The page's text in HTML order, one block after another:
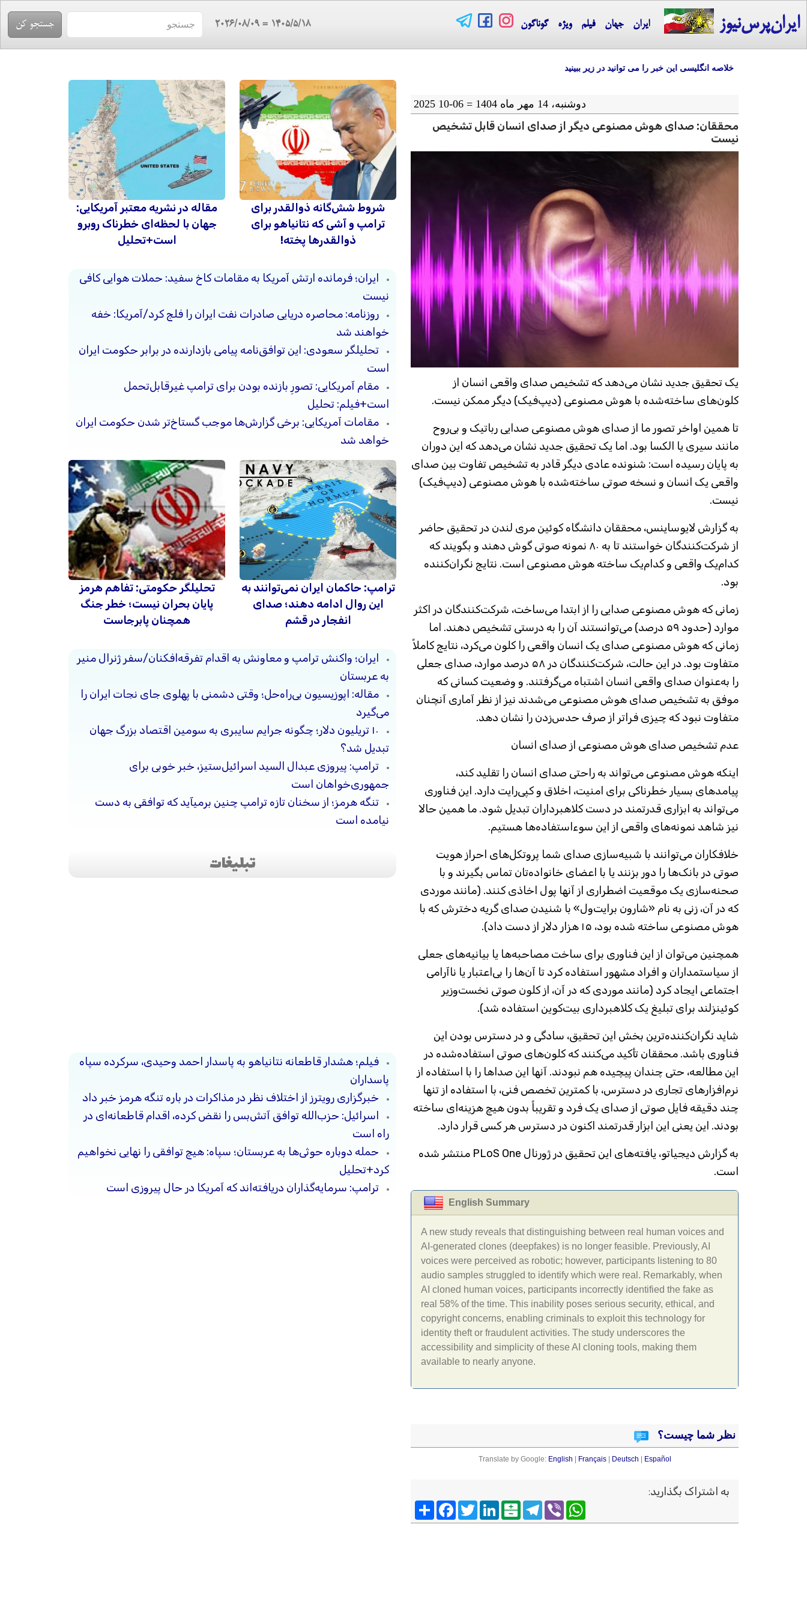
ایران‌پرس‌نیوز ایران جهان فیلم ویژه گوناگون ۱۴۰۵/۵/۱۸ = 2026/08/09
خلاصه انگلیسی این خبر را می توانید در زیر ببینید
دوشنبه، 14 مهر ماه 1404 = 06-10 2025
محققان: صدای هوش مصنوعی دیگر از صدای انسان قابل تشخیص
نیست
یک تحقیق جدید نشان می‌دهد که تشخیص صدای واقعی انسان از
کلون‌های ساخته‌شده با هوش مصنوعی (دیپ‌فیک) دیگر ممکن نیست.
تا همین اواخر تصور ما از صدای هوش مصنوعی صدایی رباتیک و بی‌روح
مانند سیری یا الکسا بود. اما یک تحقیق جدید نشان می‌دهد که این دوران
به پایان رسیده است: شنونده عادی دیگر قادر به تشخیص تفاوت بین صدای
واقعی یک انسان و نسخه صوتی ساخته‌شده با هوش مصنوعی (دیپ‌فیک)
نیست.
به گزارش لایوساینس، محققان دانشگاه کوئین مری لندن در تحقیق حاضر
از شرکت‌کنندگان خواستند تا به ۸۰ نمونه صوتی گوش دهند و بگویند که
کدام‌یک واقعی و کدام‌یک ساخته هوش مصنوعی است. نتایج نگران‌کننده
بود.
زمانی که هوش مصنوعی صدایی را از ابتدا می‌ساخت، شرکت‌کنندگان در اکثر
موارد (حدود ۵۹ درصد) می‌توانستند آن را به درستی تشخیص دهند. اما
زمانی که هوش مصنوعی صدای یک انسان واقعی را کلون می‌کرد، نتایج کاملاً
متفاوت بود. در این حالت، شرکت‌کنندگان در ۵۸ درصد موارد، صدای جعلی
را به‌عنوان صدای واقعی انسان اشتباه می‌گرفتند. و وضعیت کسانی که
موفق به تشخیص صدای هوش مصنوعی می‌شدند نیز از نظر آماری آنچنان
متفاوت نبود که چیزی فراتر از صرف حدس‌زدن را نشان دهد.
عدم تشخیص صدای هوش مصنوعی از صدای انسان
اینکه هوش مصنوعی می‌تواند به راحتی صدای انسان را تقلید کند،
پیامدهای بسیار خطرناکی برای امنیت، اخلاق و کپی‌رایت دارد. این فناوری
می‌تواند به ابزاری قدرتمند در دست کلاهبرداران تبدیل شود. ما همین حالا
نیز شاهد نمونه‌های واقعی از این سوءاستفاده‌ها هستیم.
خلافکاران می‌توانند با شبیه‌سازی صدای شما پروتکل‌های احراز هویت
صوتی در بانک‌ها را دور بزنند یا با اعضای خانواده‌تان تماس بگیرند و با
صحنه‌سازی یک موقعیت اضطراری از آنها پول اخاذی کنند. (مانند موردی
که در آن، زنی به نام «شارون برایت‌ول» با شنیدن صدای گریه دخترش که با
هوش مصنوعی ساخته شده بود، ۱۵ هزار دلار از دست داد).
همچنین می‌توان از این فناوری برای ساخت مصاحبه‌ها یا بیانیه‌های جعلی
از سیاستمداران و افراد مشهور استفاده کرد تا آن‌ها را بی‌اعتبار یا ناآرامی
اجتماعی ایجاد کرد (مانند موردی که در آن، از کلون صوتی نخست‌وزیر
کوئینزلند برای تبلیغ یک کلاهبرداری بیت‌کوین استفاده شد).
شاید نگران‌کننده‌ترین بخش این تحقیق، سادگی و در دسترس بودن این
فناوری باشد. محققان تأکید می‌کنند که کلون‌های صوتی استفاده‌شده در
این مطالعه، حتی چندان پیچیده هم نبودند. آنها این صداها را با استفاده از
نرم‌افزارهای تجاری در دسترس، با کمترین تخصص فنی، با استفاده از تنها
چند دقیقه فایل صوتی از صدای یک فرد و تقریباً بدون هیچ هزینه‌ای ساخته
بودند. این یعنی این ابزار قدرتمند اکنون در دسترس هر کسی قرار دارد.
به گزارش دیجیاتو، یافته‌های این تحقیق در ژورنال PLoS One منتشر شده
است.
English Summary
A new study reveals that distinguishing between real human voices and
AI-generated clones (deepfakes) is no longer feasible. Previously, AI
voices were perceived as robotic; however, participants listening to 80
audio samples struggled to identify which were real. Remarkably, when
AI cloned human voices, participants incorrectly identified the fake as
real 58% of the time. This inability poses serious security, ethical, and
copyright concerns, enabling criminals to exploit this technology for
identity theft or fraudulent activities. The study underscores the
accessibility and simplicity of these AI cloning tools, making them
available to nearly anyone.
نظر شما چیست؟
Translate by Google: English Français| Deutsch Español
به اشتراک بگذارید:
اشتراک
FacebookTwitter
LinkedInBalatarin
TelegramViber
WhatsApp
شروط شش‌گانه ذوالقدر برای
ترامپ و آشی که نتانیاهو برای
ذوالقدرها پخته!
مقاله در نشریه معتبر آمریکایی:
جهان با لحظه‌ای خطرناک روبرو
است+تحلیل
ایران؛ فرمانده ارتش آمریکا به مقامات کاخ سفید: حملات هوایی کافی
نیست
روزنامه: محاصره دریایی صادرات نفت ایران را فلج کرد/آمریکا: خفه
خواهند شد
تحلیلگر سعودی: این توافق‌نامه پیامی بازدارنده در برابر حکومت ایران
است
مقام آمریکایی: تصورِ بازنده بودن برای ترامپ غیرقابل‌تحمل
است+فیلم: تحلیل
مقامات آمریکایی: برخی گزارش‌ها موجب گستاخ‌تر شدن حکومت ایران
خواهد شد
ترامپ: حاکمان ایران نمی‌توانند به
این روال ادامه دهند؛ صدای
انفجار در قشم
تحلیلگر حکومتی: تفاهم هرمز
پایان بحران نیست؛ خطر جنگ
همچنان پابرجاست
ایران؛ واکنش ترامپ و معاونش به اقدام تفرقه‌افکنان/سفر ژنرال منیر
به عربستان
مقاله: اپوزیسیون بی‌راه‌حل؛ وقتی دشمنی با پهلوی جای نجات ایران را
می‌گیرد
۱۰ تریلیون دلار؛ چگونه جرایم سایبری به سومین اقتصاد بزرگ جهان
تبدیل شد؟
ترامپ: پیروزی عبدال السید اسرائیل‌ستیز، خبر خوبی برای
جمهوری‌خواهان است
تنگه هرمز؛ از سخنان تازه ترامپ چنین برمیآید که توافقی به دست
نیامده است
تبلیغات
فیلم؛ هشدار قاطعانه نتانیاهو به پاسدار احمد وحیدی، سرکرده سپاه
پاسداران
خبرگزاری رویترز از اختلاف نظر در مذاکرات در باره تنگه هرمز خبر داد
اسرائیل: حزب‌الله توافق آتش‌بس را نقض کرده، اقدام قاطعانه‌ای در
راه است
حمله دوباره حوثی‌ها به عربستان؛ سپاه: هیچ توافقی را نهایی نخواهیم
کرد+تحلیل
ترامپ: سرمایه‌گذاران دریافته‌اند که آمریکا در حال پیروزی است